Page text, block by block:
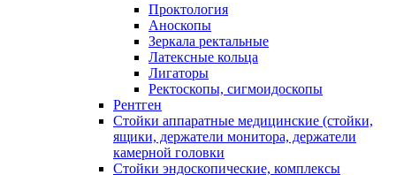
Проктология
Аноскопы
Зеркала ректальные
Латексные кольца
Лигаторы
Ректоскопы, сигмоидоскопы
Рентген
Стойки аппаратные медицинские (стойки,
ящики, держатели монитора, держатели
камерной головки
Стойки эндоскопические, комплексы